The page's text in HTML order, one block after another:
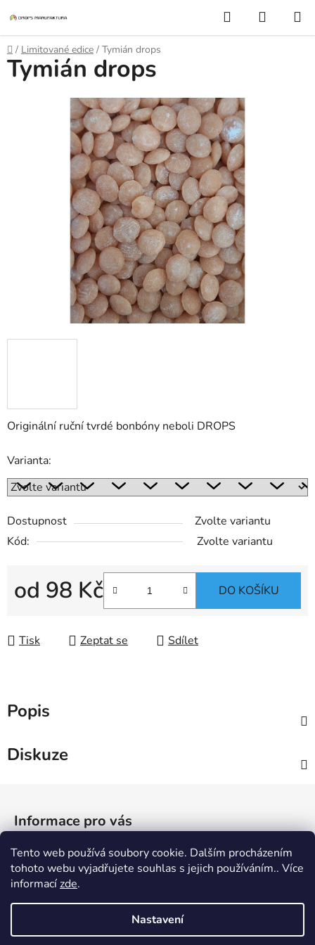
Tento web používá soubory cookie. Dalším procházením
tohoto webu vyjadřujete souhlas s jejich používáním.. Více
informacízde.
Nastavení
na
obsah
Hledat
KOŠÍK
Domů
/ Limitované edice / Tymián drops
Originální ruční tvrdé bonbóny neboli DROPS
Varianta:
Dostupnost
Zvolte variantu
Kód:
Zvolte variantu
od 98 Kč DO KOŠÍKU
Tisk Zeptat se Sdílet
Tymián drops
Popis
Diskuze
p Informace pro vás
Jak nakupovat
Obchodní podmínky